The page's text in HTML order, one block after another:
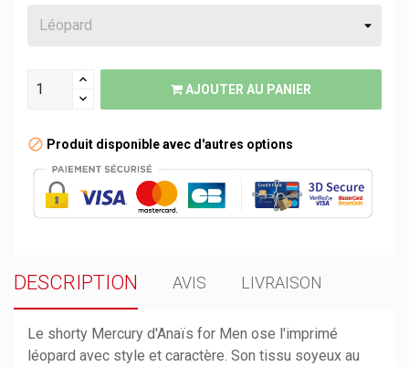
AJOUTER AU PANIER
Produit disponible avec d'autres options
DESCRIPTION AVIS LIVRAISON
Le shorty Mercury d'Anaïs for Men ose l'imprimé
léopard avec style et caractère. Son tissu soyeux au